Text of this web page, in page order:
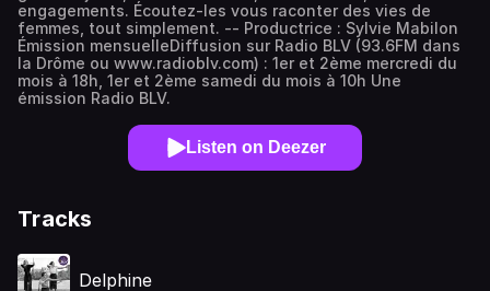
engagements. Écoutez-les vous raconter des vies de
femmes, tout simplement. -- Productrice : Sylvie Mabilon
Émission mensuelleDiffusion sur Radio BLV (93.6FM dans
la Drôme ou www.radioblv.com) : 1er et 2ème mercredi du
mois à 18h, 1er et 2ème samedi du mois à 10h Une
émission Radio BLV.
Listen on Deezer
Tracks
Delphine